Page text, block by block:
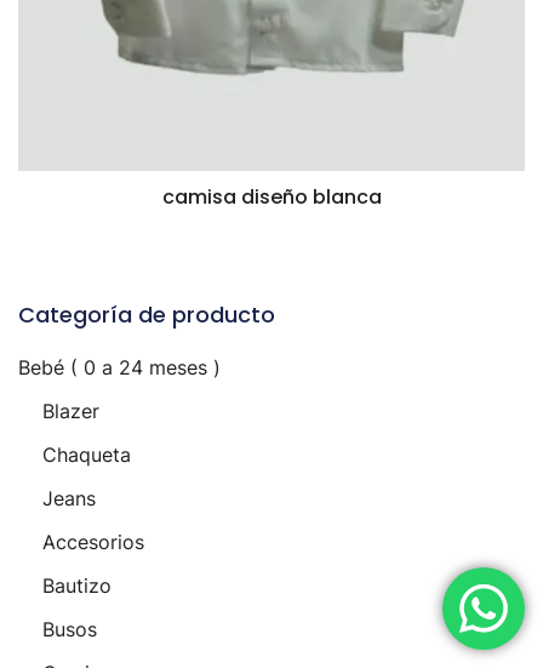
VISTA RÁPIDA
camisa diseño blanca
Categoría de producto
Bebé ( 0 a 24 meses )
Blazer
Chaqueta
Jeans
Accesorios
Bautizo
Busos